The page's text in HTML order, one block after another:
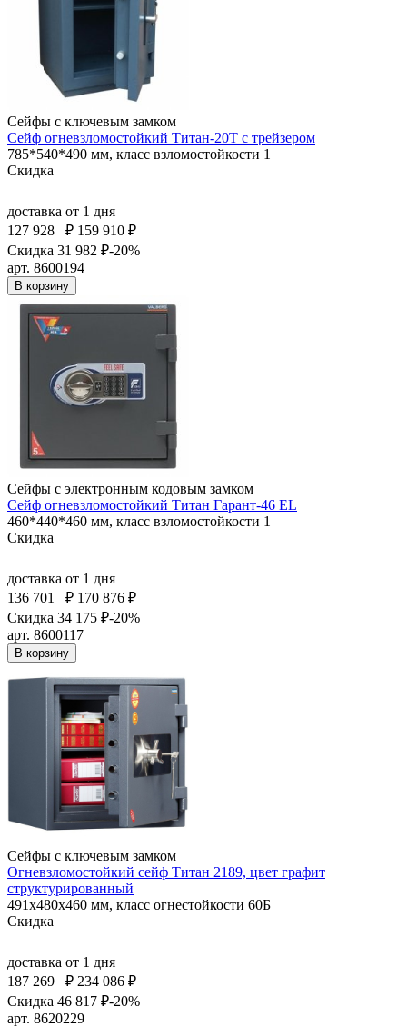
Сейфы с ключевым замком
Сейф огневзломостойкий Титан-20Т с трейзером
785*540*490 мм, класс взломостойкости 1
Скидка
доставка от 1 дня
127 928
₽ 159 910 ₽
Скидка 31 982 ₽-20%
арт. 8600194
В корзину
Сейфы с электронным кодовым замком
Сейф огневзломостойкий Титан Гарант-46 EL
460*440*460 мм, класс взломостойкости 1
Скидка
доставка от 1 дня
136 701
₽ 170 876 ₽
Скидка 34 175 ₽-20%
арт. 8600117
В корзину
Сейфы с ключевым замком
Огневзломостойкий сейф Титан 2189, цвет графит
структурированный
491x480x460 мм, класс огнестойкости 60Б
Скидка
доставка от 1 дня
187 269
₽ 234 086 ₽
Скидка 46 817 ₽-20%
арт. 8620229